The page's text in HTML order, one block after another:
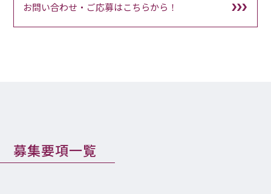
お問い合わせ・ご応募はこちらから！
募集要項一覧